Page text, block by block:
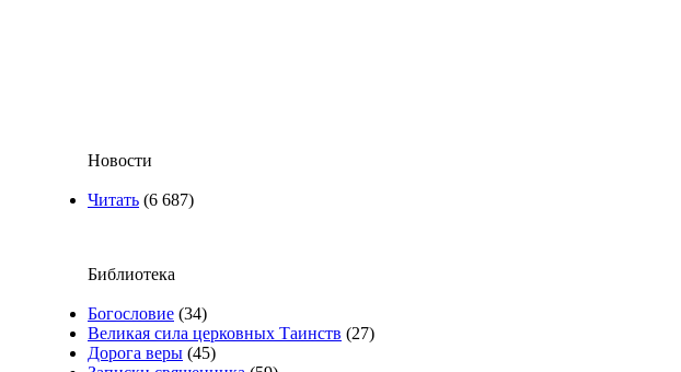
Новости
Читать (6 687)
Библиотека
Богословие (34)
Великая сила церковных Таинств (27)
Дорога веры (45)